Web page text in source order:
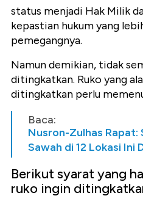
status menjadi Hak Milik
kepastian hukum yang
pemegangnya.
Namun demikian, tidak
ditingkatkan. Ruko yang
ditingkatkan perlu
Baca:
Nusron-Zulhas Rapat:
Sawah di 12 Lokasi Ini
Berikut syarat yang
ruko ingin